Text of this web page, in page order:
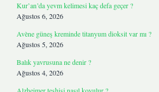
Kur’an’da yevm kelimesi kaç defa geçer ?
Ağustos 6, 2026
Avène güneş kreminde titanyum dioksit var mı ?
Ağustos 5, 2026
Balık yavrusuna ne denir ?
Ağustos 4, 2026